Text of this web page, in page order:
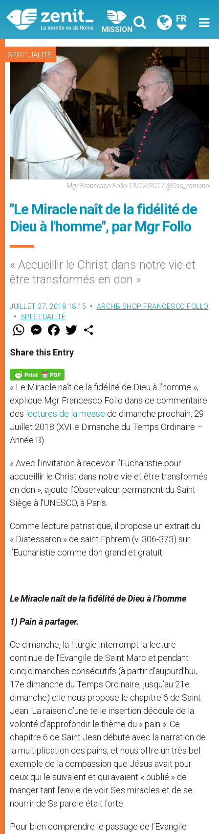
MISSION
FR
SPIRITUALITÉ
Mgr Francesco Follo 13/12/2017 @Oss_romano
"Le Miracle naît de la fidélité de
Dieu à l'homme", par Mgr Follo
« Accueillir le Christ dans notre vie et
être transformés en don »
JUILLET 27, 2018 18:15
ARCHBISHOP FRANCESCO FOLLO
SPIRITUALITÉ
W
t
s
p
p
M
e
s
e
g
e
r
F
a
e
b
o
k
w
Share this Entry
« Le Miracle naît de la fidélité de Dieu à l’homme »,
explique Mgr Francesco Follo dans ce commentaire
des lectures de la messe de dimanche prochain, 29
Juillet 2018 (XVIIe Dimanche du Temps Ordinaire –
Année B)
« Avec l’invitation à recevoir l’Eucharistie pour
accueillir le Christ dans notre vie et être transformés
en don », ajoute l’Observateur permanent du Saint-
Siège à l’UNESCO, à Paris.
Comme lecture patristique, il propose un extrait du
« Diatessaron » de saint Ephrem (v. 306-373) sur
l’Eucharistie comme don grand et gratuit.
Le Miracle naît de la fidélité de Dieu à l’homme
1) Pain à partager.
Ce dimanche, la liturgie interrompt la lecture
continue de l’Evangile de Saint Marc et pendant
cinq dimanches consécutifs (à partir d’aujourd’hui,
17e dimanche du Temps Ordinaire, jusqu’au 21e
dimanche) elle nous propose le chapitre 6 de Saint
Jean. La raison d’une telle insertion découle de la
volonté d’approfondir le thème du « pain ». Ce
chapitre 6 de Saint Jean débute avec la narration de
la multiplication des pains, et nous offre un très bel
exemple de la compassion que Jésus avait pour
ceux qui le suivaient et qui avaient « oublié » de
manger tant l’envie de voir Ses miracles et de se
nourrir de Sa parole était forte.
Pour bien comprendre le passage de l’Evangile